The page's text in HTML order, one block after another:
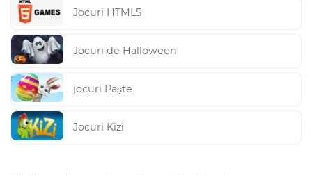
Jocuri HTML5
Jocuri de Halloween
jocuri Paște
Jocuri Kizi